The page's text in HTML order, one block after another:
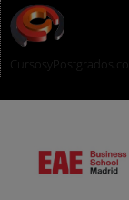
CursosyPostgrados